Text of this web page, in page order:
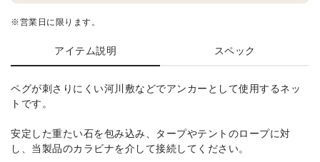
※営業日に限ります。
アイテム説明 スペック
ペグが刺さりにくい河川敷などでアンカーとして使用するネッ
トです。
安定した重たい石を包み込み、タープやテントのロープに対
し、当製品のカラビナを介して接続してください。